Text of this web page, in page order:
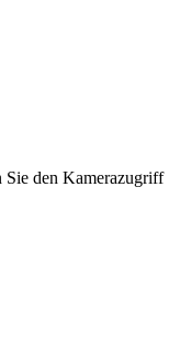
den Kamerazugriff